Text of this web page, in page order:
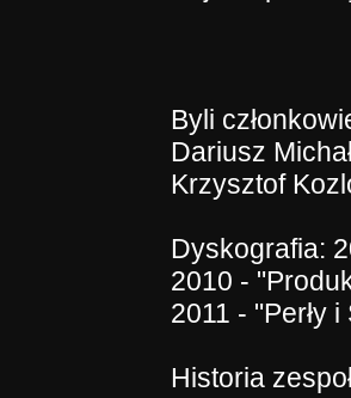
Byli
Dariusz
Krzysztof
Dyskografia:
2010 -
2011 - "Perły
Historia